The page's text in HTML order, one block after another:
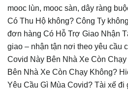
mooc lùn, mooc sàn, dây ràng
Có Thu Hộ không? Công Ty
đơn hàng Có Hỗ Trợ Giao Nhận
giao – nhận tận nơi theo yêu cầu
Covid Này Bên Nhà Xe Còn
Bên Nhà Xe Còn Chạy Không?
Yêu Cầu Gì Mùa Covid? Tài xế đi